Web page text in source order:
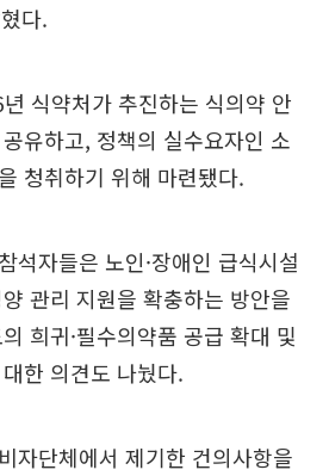
다.
식약처가 추진하는 식의약 안
유하고, 정책의 실수요자인 소
청취하기 위해 마련됐다.
석자들은 노인·장애인 급식시설
관리 지원을 확충하는 방안을
희귀·필수의약품 공급 확대 및
한 의견도 나눴다.
자단체에서 제기한 건의사항을